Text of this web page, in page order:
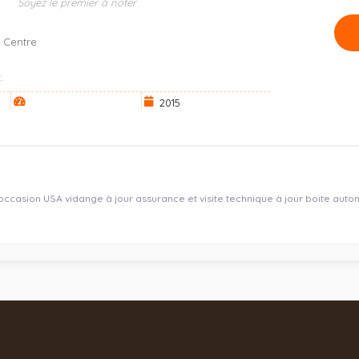
Centre
2015
USA vidange à jour assurance et visite technique à jour boite